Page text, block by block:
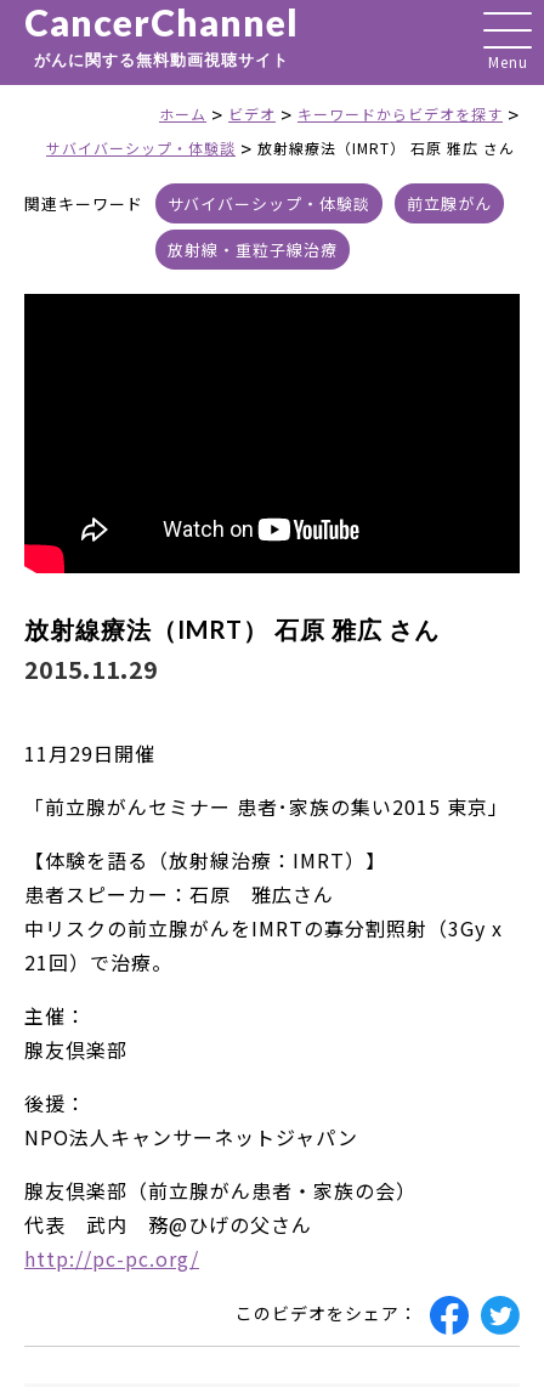
CancerChannel
がんに関する無料動画視聴サイト
ホーム > ビデオ > キーワードからビデオを探す >
サバイバーシップ・体験談 > 放射線療法（IMRT） 石原 雅広 さん
関連キーワード サバイバーシップ・体験談
前立腺がん
放射線・重粒子線治療
放射線療法（IMRT） 石原 雅広 さん
2015.11.29
11月29日開催
「前立腺がんセミナー 患者･家族の集い2015 東京」
【体験を語る（放射線治療：IMRT）】
患者スピーカー：石原 雅広さん
中リスクの前立腺がんをIMRTの寡分割照射（3Gy x
21回）で治療。
主催：
腺友倶楽部
後援：
NPO法人キャンサーネットジャパン
腺友倶楽部（前立腺がん患者・家族の会）
代表 武内 務@ひげの父さん
http://pc-pc.org/
このビデオをシェア：